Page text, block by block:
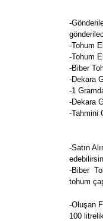
-
-Tohum
-Tohum
-Biber
-Dekara
-1
-Dekara
-Tahmini
-Satın
-Biber
tohum
-Oluşan
100